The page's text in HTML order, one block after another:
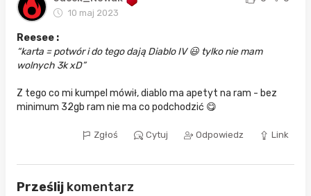
10 maj 2023
Reesee :
karta = potwór i do tego dają Diablo IV 😃 tylko nie mam
wolnych 3k xD
Z tego co mi kumpel mówił, diablo ma apetyt na ram - bez
minimum 32gb ram nie ma co podchodzić 😋
Zgłoś Cytuj Odpowiedz Link
Prześlij komentarz